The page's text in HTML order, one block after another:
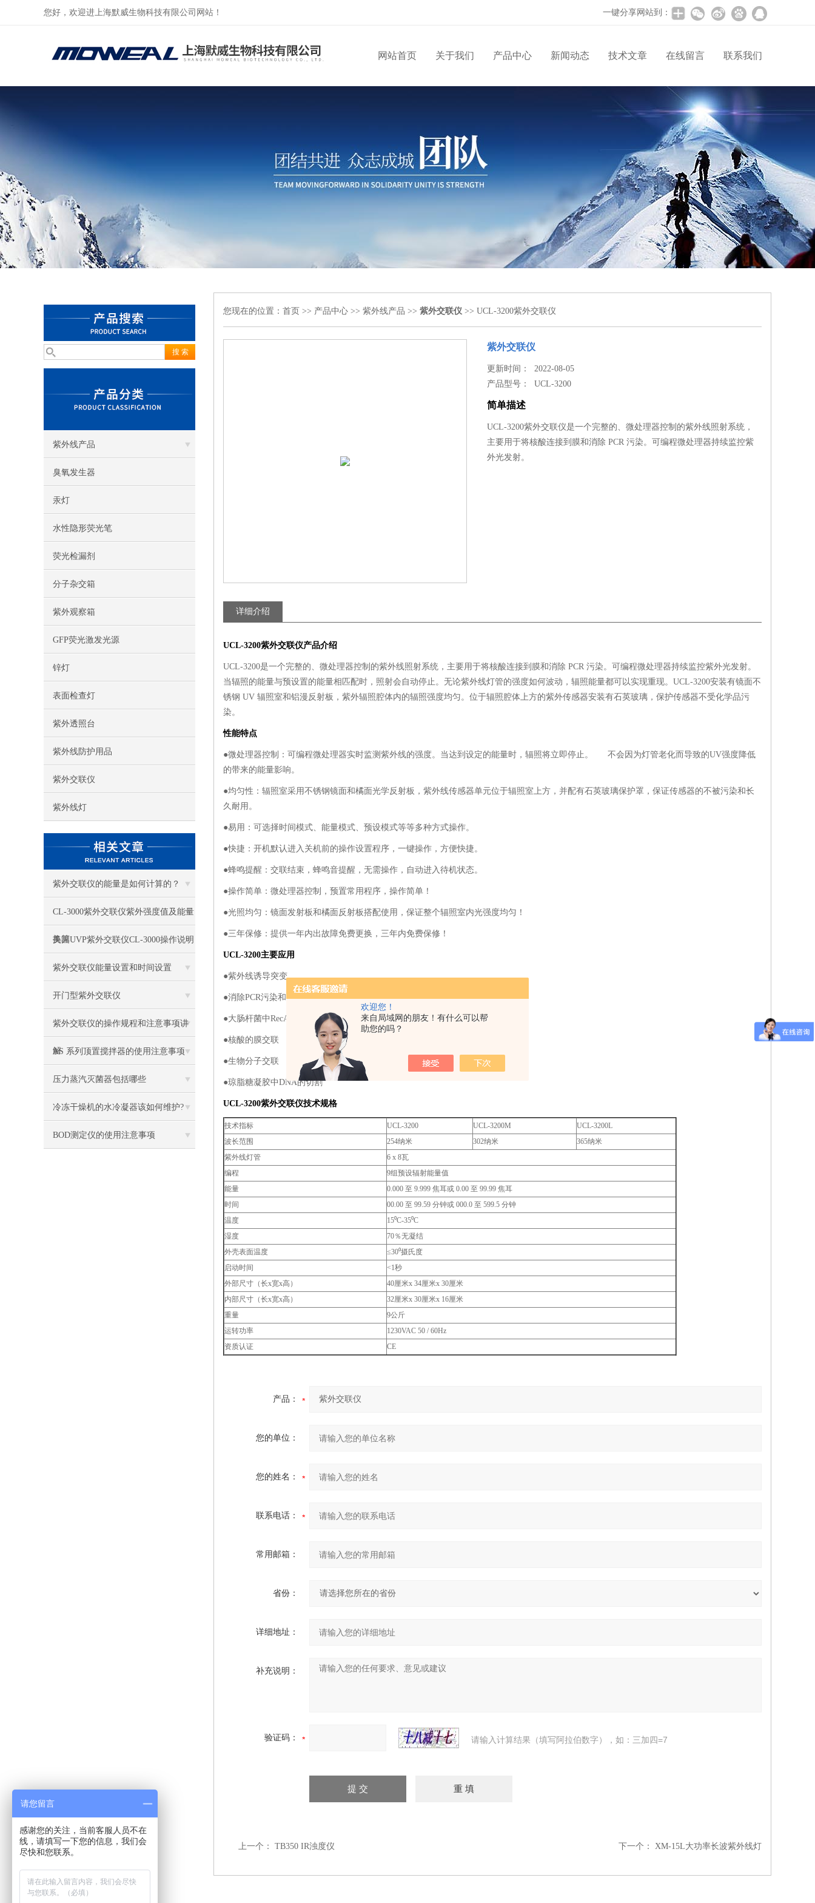
欢迎您！
来自局域网的朋友！有什么可以帮
助您的吗？
您好，欢迎进上海默威生物科技有限公司网站！ 一键分享网站到：
网站首页 关于我们 产品中心 新闻动态 技术文章 在线留言 联系我们
紫外线产品
臭氧发生器
汞灯
水性隐形荧光笔
荧光检漏剂
分子杂交箱
紫外观察箱
GFP荧光激发光源
锌灯
表面检查灯
紫外透照台
紫外线防护用品
紫外交联仪
紫外线灯
紫外交联仪的能量是如何计算的？
CL-3000紫外交联仪紫外强度值及能量
换算
美国UVP紫外交联仪CL-3000操作说明
紫外交联仪能量设置和时间设置
开门型紫外交联仪
紫外交联仪的操作规程和注意事项讲
解
AS 系列顶置搅拌器的使用注意事项
压力蒸汽灭菌器包括哪些
冷冻干燥机的水冷凝器该如何维护?
BOD测定仪的使用注意事项
您现在的位置： 首页 >> 产品中心 >> 紫外线产品 >> 紫外交联仪 >> UCL-3200紫外交联仪
紫外交联仪
更新时间： 2022-08-05
产品型号：UCL-3200
简单描述
UCL-3200紫外交联仪是一个完整的、微处理器控制的紫外线照射系统，
主要用于将核酸连接到膜和消除 PCR 污染。可编程微处理器持续监控紫
外光发射。
详细介绍
UCL-3200紫外交联仪产品介绍
UCL-3200是一个完整的、微处理器控制的紫外线照射系统，主要用于将核酸连接到膜和消除 PCR 污染。可编程微处理器持续监控紫外光发射。
当辐照的能量与预设置的能量相匹配时，照射会自动停止。无论紫外线灯管的强度如何波动，辐照能量都可以实现重现。UCL-3200安装有镜面不
锈钢 UV 辐照室和铝漫反射板，紫外辐照腔体内的辐照强度均匀。位于辐照腔体上方的紫外传感器安装有石英玻璃，保护传感器不受化学品污
染。
性能特点
●微处理器控制：可编程微处理器实时监测紫外线的强度。当达到设定的能量时，辐照将立即停止。 不会因为灯管老化而导致的UV强度降低
的带来的能量影响。
●均匀性：辐照室采用不锈钢镜面和橘面光学反射板，紫外线传感器单元位于辐照室上方，并配有石英玻璃保护罩，保证传感器的不被污染和长
久耐用。
●易用：可选择时间模式、能量模式、预设模式等等多种方式操作。
●快捷：开机默认进入关机前的操作设置程序，一键操作，方便快捷。
●蜂鸣提醒：交联结束，蜂鸣音提醒，无需操作，自动进入待机状态。
●操作简单：微处理器控制，预置常用程序，操作简单！
●光照均匀：镜面发射板和橘面反射板搭配使用，保证整个辐照室内光强度均匀！
●三年保修：提供一年内出故障免费更换，三年内免费保修！
UCL-3200主要应用
●紫外线诱导突变
●消除PCR污染和紫外线灭菌
●大肠杆菌中RecA突变筛选
●核酸的膜交联
●生物分子交联
●琼脂糖凝胶中DNA的切割
UCL-3200紫外交联仪技术规格
技术指标 UCL-3200 UCL-3200M
UCL-3200L
波长范围
254纳米 302纳米
365纳米
紫外线灯管
6 x 8瓦
编程
9组预设辐射能量值
能量
0.000 至 9.999 焦耳或 0.00 至 99.99 焦耳
时间
00.00 至 99.59 分钟或 000.0 至 599.5 分钟
温度
15⁰C-35⁰C
湿度
70％无凝结
外壳表面温度
≤30⁰摄氏度
启动时间
<1秒
外部尺寸（长x宽x高）
40厘米x 34厘米x 30厘米
内部尺寸（长x宽x高）
32厘米x 30厘米x 16厘米
重量
9公斤
运转功率
1230VAC 50 / 60Hz
资质认证
CE
产品：
您的单位：
您的姓名：
联系电话：
常用邮箱：
省份：
详细地址：
补充说明：
验证码： 请输入计算结果（填写阿拉伯数字），如：三加四=7
上一个： TB350 IR浊度仪 下一个： XM-15L大功率长波紫外线灯
请您留言
感谢您的关注，当前客服人员不在
线，请填写一下您的信息，我们会
尽快和您联系。